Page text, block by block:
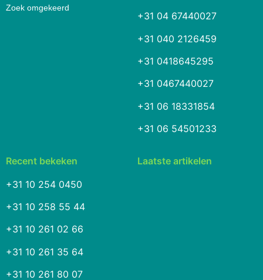
Zoek omgekeerd
+31 04 67440027
+31 040 2126459
+31 0418645295
+31 0467440027
+31 06 18331854
+31 06 54501233
Recent bekeken
+31 10 254 0450
+31 10 258 55 44
+31 10 261 02 66
+31 10 261 35 64
+31 10 261 80 07
Laatste artikelen